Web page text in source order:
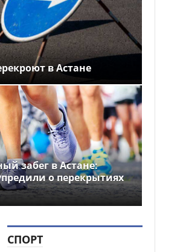
в Астане
забег в Астане:
о перекрытиях
СПОРТ